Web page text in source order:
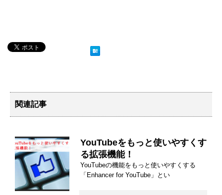
関連記事
YouTubeをもっと使いやすくす
る拡張機能！
YouTubeの機能をもっと使いやすくする
「Enhancer for YouTube」とい